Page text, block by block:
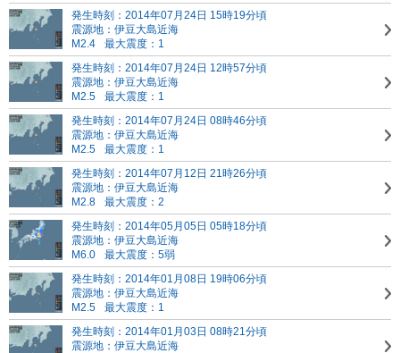
発生時刻：2014年07月24日 15時19分頃
震源地：伊豆大島近海
M2.4
最大震度：1
発生時刻：2014年07月24日 12時57分頃
震源地：伊豆大島近海
M2.5
最大震度：1
発生時刻：2014年07月24日 08時46分頃
震源地：伊豆大島近海
M2.5
最大震度：1
発生時刻：2014年07月12日 21時26分頃
震源地：伊豆大島近海
M2.8
最大震度：2
発生時刻：2014年05月05日 05時18分頃
震源地：伊豆大島近海
M6.0
最大震度：5弱
発生時刻：2014年01月08日 19時06分頃
震源地：伊豆大島近海
M2.5
最大震度：1
発生時刻：2014年01月03日 08時21分頃
震源地：伊豆大島近海